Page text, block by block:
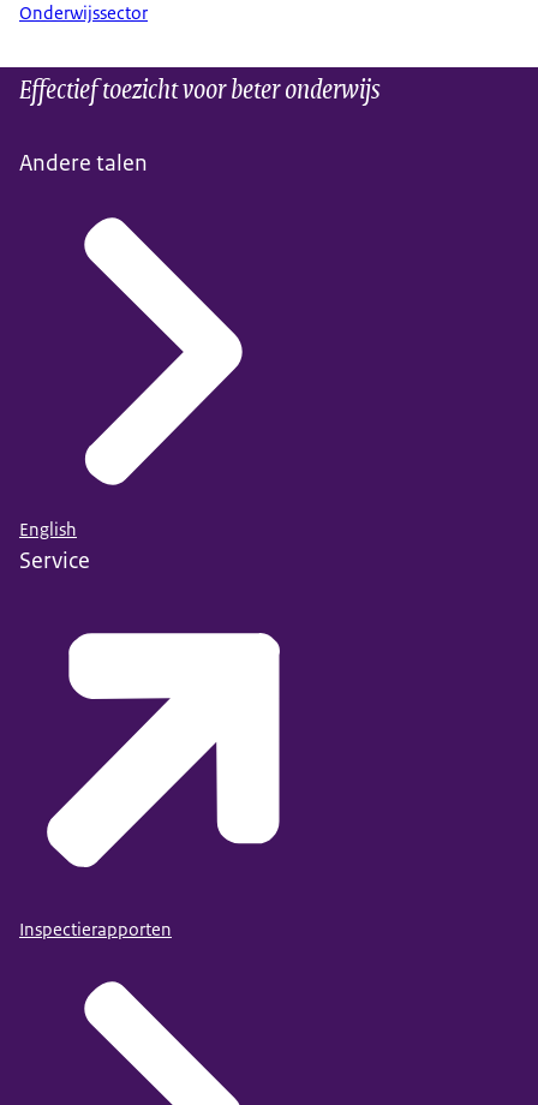
Onderwijssector
Effectief toezicht voor beter onderwijs
Andere talen
English
Service
Inspectierapporten